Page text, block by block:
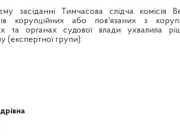
засіданні Тимчасова слідча комісія
корупційних або пов'язаних з
та органах судової влади ухвалила
(експертної групи):